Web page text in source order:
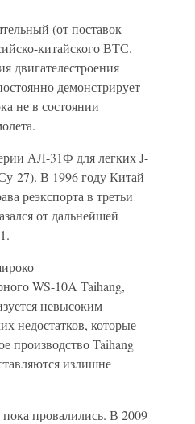
(от поставок
китайского ВТС.
двигателестроения
демонстрирует
не в состоянии
АЛ-31Ф для легких J-
27). В 1996 году Китай
реэкспорта в третьи
от дальнейшей
WS-10A Taihang,
невысоким
недостатков, которые
производство Taihang
излишне
провалились. В 2009